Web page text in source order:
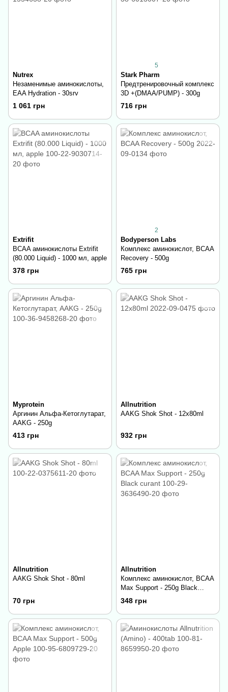
Nutrex
Незаменимые аминокислоты,
EAA Hydration - 30srv
1 061 грн
5
Stark Pharm
Предтренировочный комплекс
3D +(DMAA/PUMP) - 300g
716 грн
Extrifit
BCAA аминокислоты Extrifit
(80.000 Liquid) - 1000 мл, apple
378 грн
2
Bodyperson Labs
Комплекс аминокислот, BCAA
Recovery - 500g
765 грн
Myprotein
Аргинин Альфа-Кетоглутарат,
AAKG - 250g
413 грн
Allnutrition
AAKG Shok Shot - 12x80ml
932 грн
Allnutrition
AAKG Shok Shot - 80ml
70 грн
Allnutrition
Комплекс аминокислот, BCAA
Max Support - 250g Black
curant
348 грн